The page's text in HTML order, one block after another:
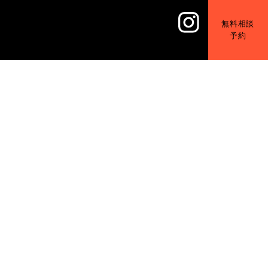
無料相談
予約